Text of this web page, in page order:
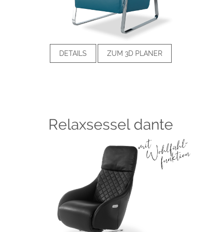
DETAILS ZUM 3D PLANER
Relaxsessel dante